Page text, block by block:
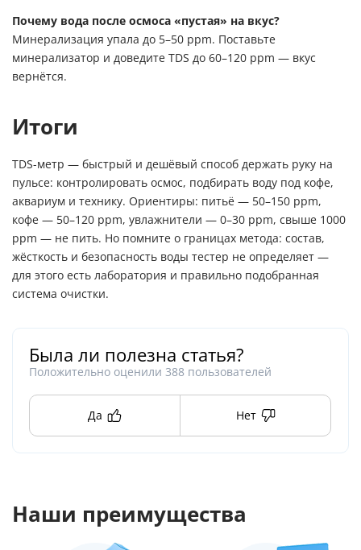
Почему вода после осмоса «пустая» на вкус?
Минерализация упала до 5–50 ppm. Поставьте
минерализатор и доведите TDS до 60–120 ppm — вкус
вернётся.
Итоги
TDS-метр — быстрый и дешёвый способ держать руку на
пульсе: контролировать осмос, подбирать воду под кофе,
аквариум и технику. Ориентиры: питьё — 50–150 ppm,
кофе — 50–120 ppm, увлажнители — 0–30 ppm, свыше 1000
ppm — не пить. Но помните о границах метода: состав,
жёсткость и безопасность воды тестер не определяет —
для этого есть лаборатория и правильно подобранная
система очистки.
Была ли полезна статья?
Положительно оценили 388 пользователей
Да Нет
Наши преимущества